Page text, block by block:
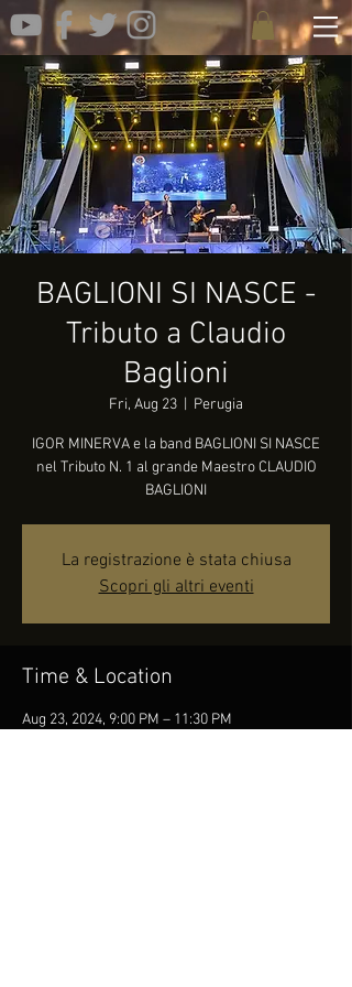
BAGLIONI SI NASCE -
Tributo a Claudio
Baglioni
Fri, Aug 23 Perugia
IGOR MINERVA e la band BAGLIONI SI NASCE
nel Tributo N. 1 al grande Maestro CLAUDIO
BAGLIONI
La registrazione è stata chiusa
Scopri gli altri eventi
Time & Location
Aug 23, 2024, 9:00 PM – 11:30 PM